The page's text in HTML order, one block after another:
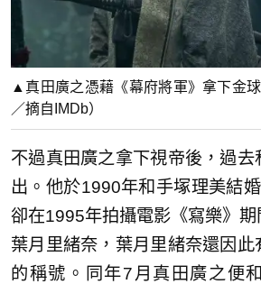
▲真田廣之憑藉《幕府將軍》拿下金
／摘自IMDb）
不過真田廣之拿下視帝後，過
出。他於1990年和手塚理美結
卻在1995年拍攝電影《寫樂》
葉月里緒奈，葉月里緒奈還因此
的稱號。同年7月真田廣之便